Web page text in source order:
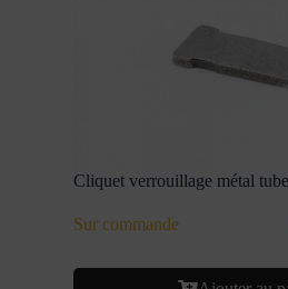
Cliquet verrouillage métal
Sur commande